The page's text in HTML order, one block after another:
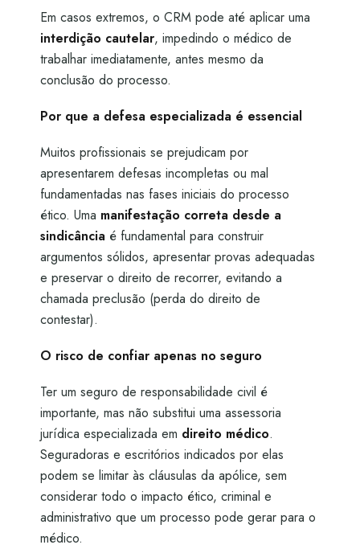
Em casos extremos, o CRM pode até aplicar uma
interdição cautelar, impedindo o médico de
trabalhar imediatamente, antes mesmo da
conclusão do processo.
Por que a defesa especializada é essencial
Muitos profissionais se prejudicam por
apresentarem defesas incompletas ou mal
fundamentadas nas fases iniciais do processo
ético. Uma manifestação correta desde a
sindicância é fundamental para construir
argumentos sólidos, apresentar provas adequadas
e preservar o direito de recorrer, evitando a
chamada preclusão (perda do direito de
contestar).
O risco de confiar apenas no seguro
Ter um seguro de responsabilidade civil é
importante, mas não substitui uma assessoria
jurídica especializada em direito médico.
Seguradoras e escritórios indicados por elas
podem se limitar às cláusulas da apólice, sem
considerar todo o impacto ético, criminal e
administrativo que um processo pode gerar para o
médico.